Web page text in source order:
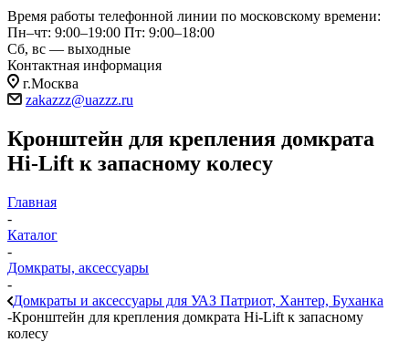
Время работы телефонной линии по московскому времени:
Пн–чт: 9:00–19:00 Пт: 9:00–18:00
Сб, вс — выходные
Контактная информация
г.Москва
zakazzz@uazzz.ru
Кронштейн для крепления домкрата
Hi-Lift к запасному колесу
Главная
-
Каталог
-
Домкраты, аксессуары
-
Домкраты и аксессуары для УАЗ Патриот, Хантер, Буханка
-Кронштейн для крепления домкрата Hi-Lift к запасному
колесу